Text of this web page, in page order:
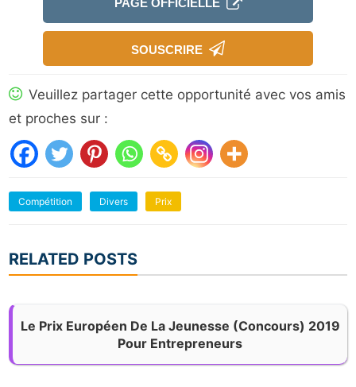
PAGE OFFICIELLE
SOUSCRIRE
Veuillez partager cette opportunité avec vos amis
et proches sur :
Compétition Divers Prix
RELATED POSTS
Le Prix Européen De La Jeunesse (concours) 2019
Pour Entrepreneurs